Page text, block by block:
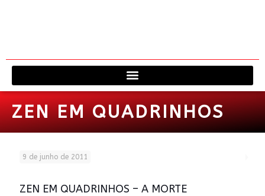
ZEN EM QUADRINHOS
9 de junho de 2011
ZEN EM QUADRINHOS – A MORTE